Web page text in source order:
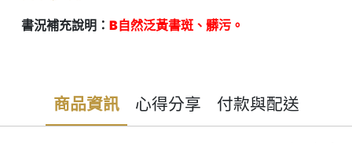
書況補充說明： B自然泛黃書斑、髒污。
商品資訊 心得分享 付款與配送